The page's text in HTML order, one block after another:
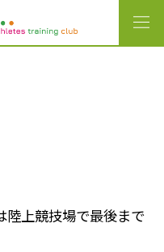
陸上競技場で最後まで